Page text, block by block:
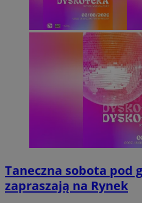
Taneczna sobota pod
zapraszają na Rynek